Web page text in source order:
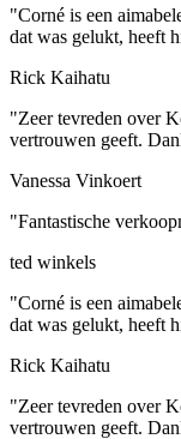
"Corné is een
dat was gelukt, heeft
Rick Kaihatu
"Zeer tevreden over
vertrouwen geeft.
Vanessa Vinkoert
"Fantastische
ted winkels
"Corné is een
dat was gelukt, heeft
Rick Kaihatu
"Zeer tevreden over
vertrouwen geeft.